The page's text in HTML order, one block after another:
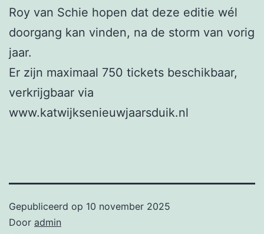
Roy van Schie hopen dat deze editie wél
doorgang kan vinden, na de storm van vorig
jaar.
Er zijn maximaal 750 tickets beschikbaar,
verkrijgbaar via
www.katwijksenieuwjaarsduik.nl
Gepubliceerd op 10 november 2025
Door admin